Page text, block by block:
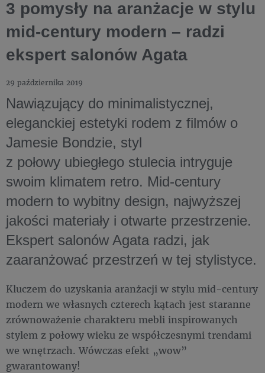
3 pomysły na aranżacje w stylu
mid-century modern – radzi
ekspert salonów Agata
29 października 2019
Nawiązujący do minimalistycznej,
eleganckiej estetyki rodem z filmów o
Jamesie Bondzie, styl
z połowy ubiegłego stulecia intryguje
swoim klimatem retro. Mid-century
modern to wybitny design, najwyższej
jakości materiały i otwarte przestrzenie.
Ekspert salonów Agata radzi, jak
zaaranżować przestrzeń w tej stylistyce.
Kluczem do uzyskania aranżacji w stylu mid-century
modern we własnych czterech kątach jest staranne
zrównoważenie charakteru mebli inspirowanych
stylem z połowy wieku ze współczesnymi trendami
we wnętrzach. Wówczas efekt „wow”
gwarantowany!